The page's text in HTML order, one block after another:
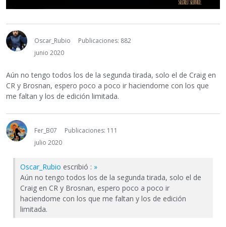
Oscar_Rubio
Publicaciones: 882
junio 2020
Aún no tengo todos los de la segunda tirada, solo el de Craig en
CR y Brosnan, espero poco a poco ir haciendome con los que
me faltan y los de edición limitada.
Fer_B07
Publicaciones: 111
julio 2020
Oscar_Rubio escribió : »
Aún no tengo todos los de la segunda tirada, solo el de
Craig en CR y Brosnan, espero poco a poco ir
haciendome con los que me faltan y los de edición
limitada.